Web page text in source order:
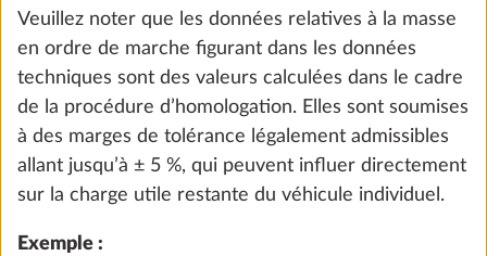
0,0 kg
Ajouter
Veuillez noter que les données relatives à la masse
en ordre de marche figurant dans les données
techniques sont des valeurs calculées dans le cadre
de la procédure d’homologation. Elles sont soumises
à des marges de tolérance légalement admissibles
allant jusqu’à ± 5 %, qui peuvent influer directement
sur la charge utile restante du véhicule individuel.
Exemple :